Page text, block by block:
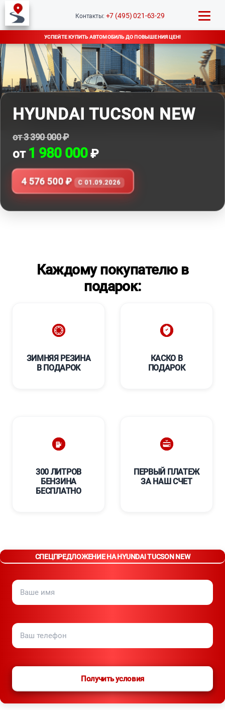
HYUNDAI TUCSON NEW
от 3 390 000 ₽
от 1 980 000₽
4 576 500 ₽ C 01.09.2026
Контакты: +7 (495) 021-63-29
УСПЕЙТЕ КУПИТЬ АВТОМОБИЛЬ ДО ПОВЫШЕНИЯ ЦЕН!
Каждому покупателю в
подарок:
ЗИМНЯЯ РЕЗИНА
В ПОДАРОК
КАСКО В
ПОДАРОК
300 ЛИТРОВ
БЕНЗИНА
БЕСПЛАТНО
****
ПЕРВЫЙ ПЛАТЕЖ
ЗА НАШ СЧЕТ
СПЕЦПРЕДЛОЖЕНИЕ НА HYUNDAI TUCSON NEW
Получить условия